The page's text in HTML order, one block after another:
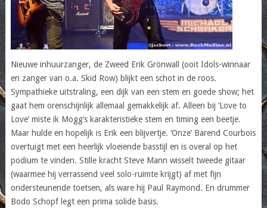
Nieuwe inhuurzanger, de Zweed Erik Grönwall (ooit Idols-winnaar
en zanger van o.a. Skid Row) blijkt een schot in de roos.
Sympathieke uitstraling, een dijk van een stem en goede show; het
gaat hem orenschijnlijk allemaal gemakkelijk af. Alleen bij ‘Love to
Love’ miste ik Mogg’s karakteristieke stem en timing een beetje.
Maar hulde en hopelijk is Erik een blijvertje. ‘Onze’ Barend Courbois
overtuigt met een heerlijk vloeiende basstijl en is overal op het
podium te vinden. Stille kracht Steve Mann wisselt tweede gitaar
(waarmee hij verrassend veel solo-ruimte krijgt) af met fijn
ondersteunende toetsen, als ware hij Paul Raymond. En drummer
Bodo Schopf legt een prima solide basis.